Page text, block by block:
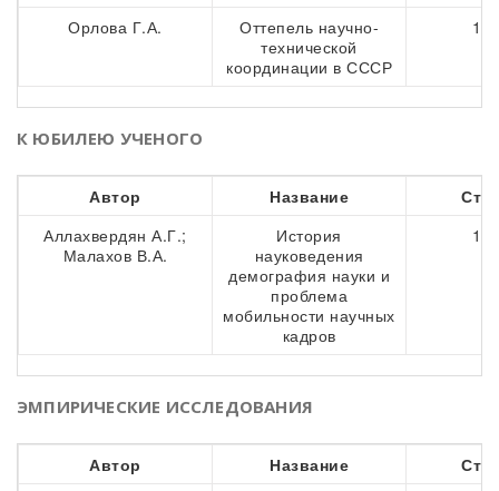
Орлова Г.А.
Оттепель научно-
технической
координации в СССР
К ЮБИЛЕЮ УЧЕНОГО
Автор Название
Аллахвердян А.Г.;
Малахов В.А.
История
науковедения
демография науки и
проблема
мобильности научных
кадров
ЭМПИРИЧЕСКИЕ ИССЛЕДОВАНИЯ
Автор Название